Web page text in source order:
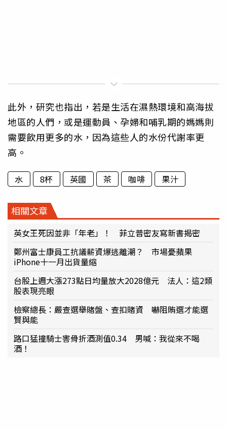
此外，研究也指出，若是生活在濕熱環境和高海拔
地區的人們，或是運動員、孕婦和哺乳期的媽媽則
需要飲用更多的水，因為這些人的水份代謝率更
高。
水 8杯 英國 茶 咖啡 果汁
相關文章
英女王死因並非「年老」！ 菲立普密友寫新書揭密
鄭州富士康員工抗議薪資爆逃離潮？ 市場憂蘋果
iPhone十一月出貨量縮
台股上週大漲273點日均量放大2028億元 法人：這2類
股表現亮眼
檢察總長：嚴查選舉賭盤、查扣賭資 嚇阻賄選才能選
賢與能
路口猛撞騎士害骨折酒測值0.34 男喊：我從來不喝
酒！